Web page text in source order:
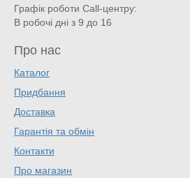
Графік роботи Call-центру:
В робочі дні з 9 до 16
Про нас
Каталог
Придбання
Доставка
Гарантія та обмін
Контакти
Про магазин